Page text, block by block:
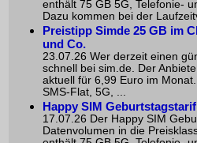
enthält 75 GB 5G, Telefonie-
Dazu kommen bei der
Preistipp Simde 25 GB im
und Co.
23.07.26 Wer derzeit einen
schnell bei sim.de. Der
aktuell für 6,99 Euro im
SMS-Flat, 5G, ...
Happy SIM
17.07.26 Der Happy SIM
Datenvolumen in die